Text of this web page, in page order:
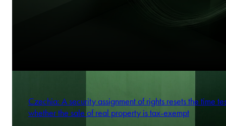
Czechia: A security assignment of rights resets the time
whether the sale of real property is tax-exempt